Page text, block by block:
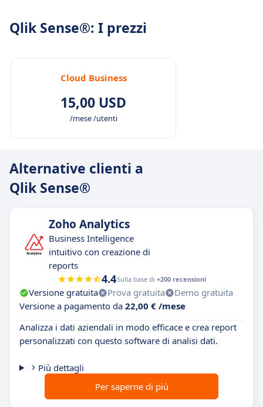
Qlik Sense®: I prezzi
Cloud Business
15,00 USD
/mese /utenti
Alternative clienti a
Qlik Sense®
Zoho Analytics
Business Intelligence
intuitivo con creazione di
reports
4.4Sulla base di +200 recensioni
Versione gratuita Prova gratuita
Demo gratuita
Versione a pagamento da 22,00 € /mese
Analizza i dati aziendali in modo efficace e crea report
personalizzati con questo software di analisi dati.
Più dettagli
Per saperne di più